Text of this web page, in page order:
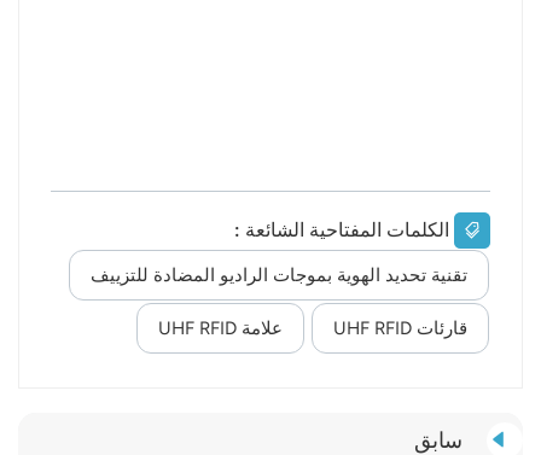
الكلمات المفتاحية الشائعة :
تقنية تحديد الهوية بموجات الراديو المضادة للتزييف
قارئات UHF RFID علامة UHF RFID
سابق